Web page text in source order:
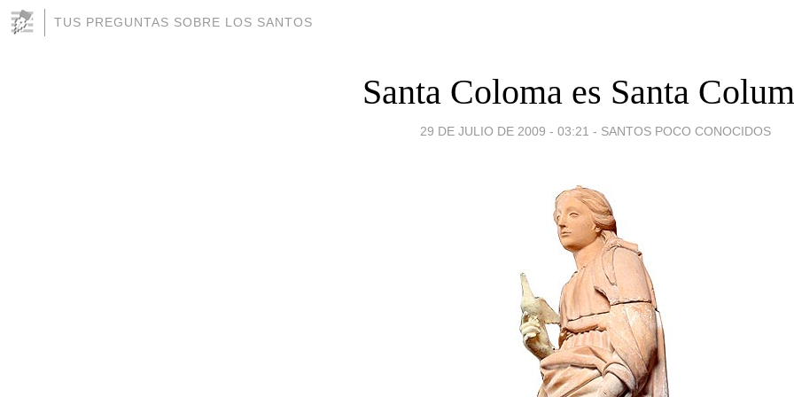
TUS PREGUNTAS SOBRE LOS SANTOS
Santa Coloma es Santa
29 DE JULIO DE 2009 - 03:21 - SANTOS POCO CONOCIDOS